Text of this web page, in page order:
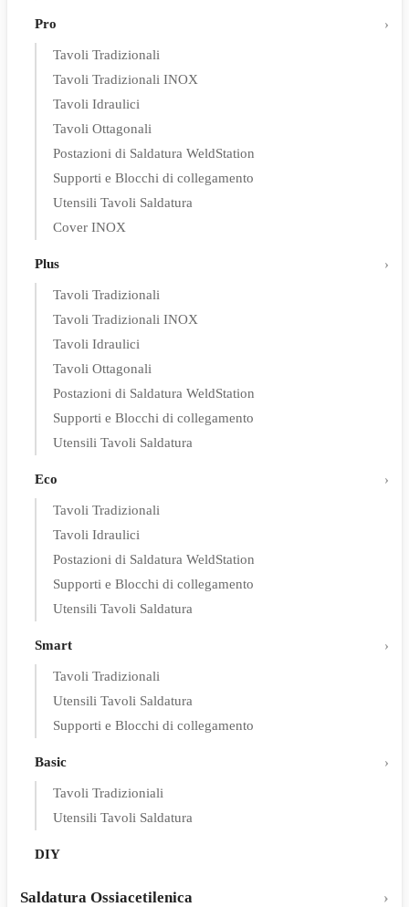
Pro
Tavoli Tradizionali
Tavoli Tradizionali INOX
Tavoli Idraulici
Tavoli Ottagonali
Postazioni di Saldatura WeldStation
Supporti e Blocchi di collegamento
Utensili Tavoli Saldatura
Cover INOX
Plus
Tavoli Tradizionali
Tavoli Tradizionali INOX
Tavoli Idraulici
Tavoli Ottagonali
Postazioni di Saldatura WeldStation
Supporti e Blocchi di collegamento
Utensili Tavoli Saldatura
Eco
Tavoli Tradizionali
Tavoli Idraulici
Postazioni di Saldatura WeldStation
Supporti e Blocchi di collegamento
Utensili Tavoli Saldatura
Smart
Tavoli Tradizionali
Utensili Tavoli Saldatura
Supporti e Blocchi di collegamento
Basic
Tavoli Tradizioniali
Utensili Tavoli Saldatura
DIY
Saldatura Ossiacetilenica